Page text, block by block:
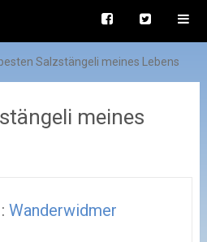
Salzstängeli meines Lebens
meines
Wanderwidmer